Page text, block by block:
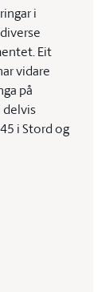
i
Eit
vidare
på
delvis
i Stord og